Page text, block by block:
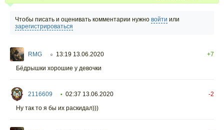
Чтобы писать и оценивать комментарии нужно войти или
зарегистрироваться
RMG ○ 13:19 13.06.2020
+7
Бёдрышки хорошие у девочки
2116609 • 02:37 13.06.2020
-2
Ну так то я бы их раскидал)))